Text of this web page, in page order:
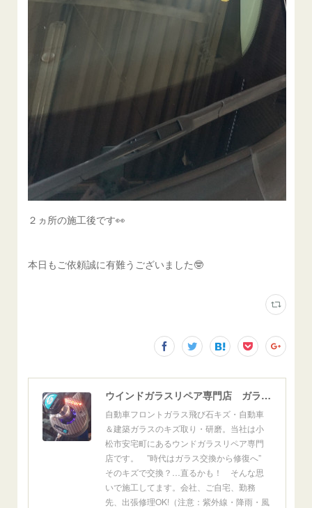
２ヵ所の施工後です👀
本日もご依頼誠に有難うございました🤓
ウインドガラスリペア専門店 ガラスリペア・ヨシダ グラスウェルドジャパン 正規施工店 小松市
自動車フロントガラス飛び石キズ・自動車
＆建築ガラスのキズ取り・研磨。当社は小
松市安宅町にあるウンドガラスリペア専門
店です。 ”時代はガラス交換から修復へ”
そのキズで交換？…直るかも！ そんな思
いで施工してます。会社、ご自宅、勤務
先、出張修理OK!（注意：紫外線・降雨・風